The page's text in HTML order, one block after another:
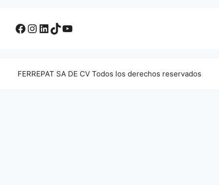
Facebook
Instagram
LinkedIn
TikTok
YouTube
FERREPAT SA DE CV Todos los derechos reservados